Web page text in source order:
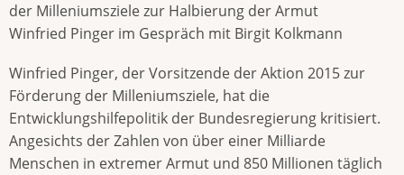
der Milleniumsziele zur Halbierung der Armut
Winfried Pinger im Gespräch mit Birgit Kolkmann
Winfried Pinger, der Vorsitzende der Aktion 2015 zur
Förderung der Milleniumsziele, hat die
Entwicklungshilfepolitik der Bundesregierung kritisiert.
Angesichts der Zahlen von über einer Milliarde
Menschen in extremer Armut und 850 Millionen täglich